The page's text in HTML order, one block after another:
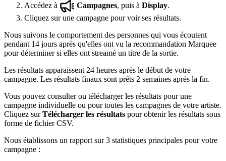
Accédez à
Campagnes, puis à Display.
Cliquez sur une campagne pour voir ses résultats.
Nous suivons le comportement des personnes qui vous écoutent
pendant 14 jours après qu'elles ont vu la recommandation Marquee
pour déterminer si elles ont streamé un titre de la sortie.
Les résultats apparaissent 24 heures après le début de votre
campagne. Les résultats finaux sont prêts 2 semaines après la fin.
Vous pouvez consulter ou télécharger les résultats pour une
campagne individuelle ou pour toutes les campagnes de votre artiste.
Cliquez surTélécharger les résultats pour obtenir les résultats sous
forme de fichier CSV.
Nous établissons un rapport sur 3 statistiques principales pour votre
campagne :